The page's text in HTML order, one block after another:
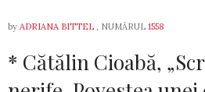
by ADRIANA BITTEL , NUMĂRUL 1558
* Cătălin Cioabă,